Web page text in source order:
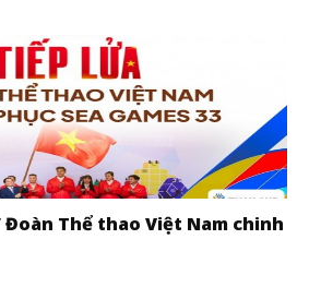
Đoàn Thể thao Việt Nam chinh